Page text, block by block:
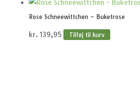
Rose Schneewittchen – Buketrose
kr. 139,95 Tilføj til kurv